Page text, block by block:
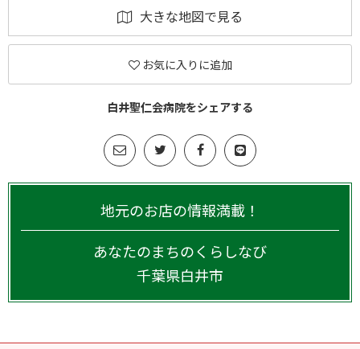
大きな地図で見る
お気に入りに追加
白井聖仁会病院をシェアする
地元のお店の情報満載！
あなたのまちのくらしなび
千葉県白井市